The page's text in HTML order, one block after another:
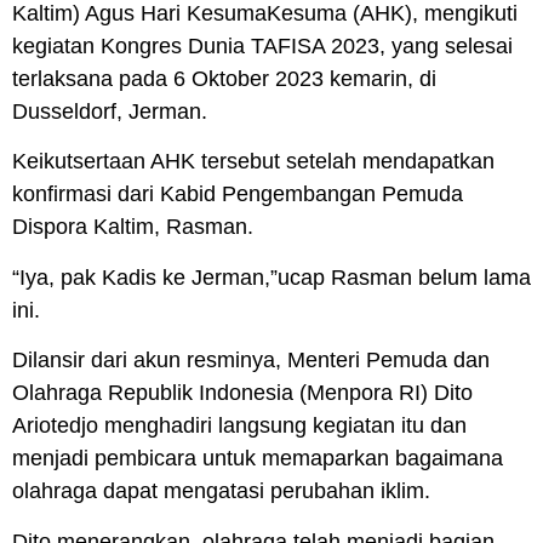
Kaltim) Agus Hari KesumaKesuma (AHK), mengikuti
kegiatan Kongres Dunia TAFISA 2023, yang selesai
terlaksana pada 6 Oktober 2023 kemarin, di
Dusseldorf, Jerman.
Keikutsertaan AHK tersebut setelah mendapatkan
konfirmasi dari Kabid Pengembangan Pemuda
Dispora Kaltim, Rasman.
“Iya, pak Kadis ke Jerman,”ucap Rasman belum lama
ini.
Dilansir dari akun resminya, Menteri Pemuda dan
Olahraga Republik Indonesia (Menpora RI) Dito
Ariotedjo menghadiri langsung kegiatan itu dan
menjadi pembicara untuk memaparkan bagaimana
olahraga dapat mengatasi perubahan iklim.